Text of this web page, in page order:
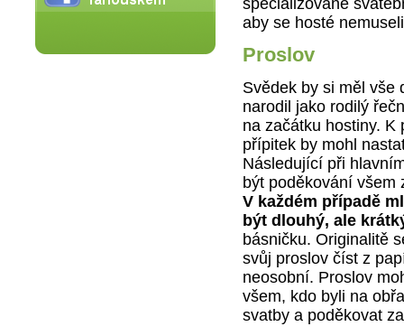
aby se hosté
Proslov
Svědek by si měl vše
narodil jako rodilý
na začátku hostiny.
přípitek by mohl
Následující při
být poděkování všem
V každém případě
být dlouhý, ale
básničku. Originalitě
svůj proslov číst z
neosobní. Proslov
všem, kdo byli na
svatby a poděkovat